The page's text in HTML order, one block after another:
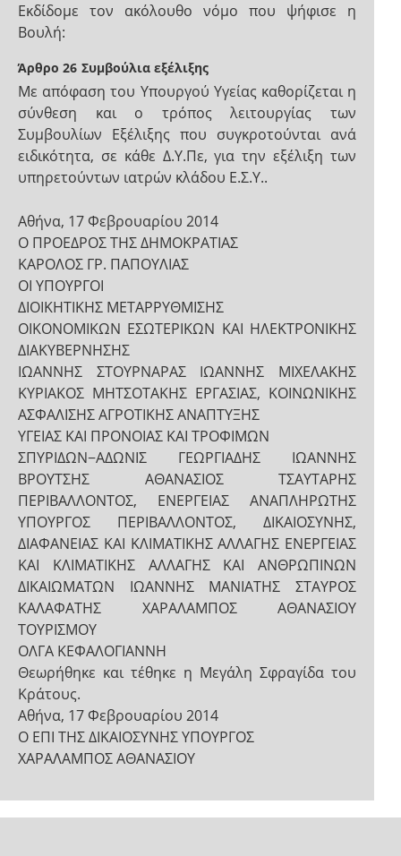
Εκδίδομε τον ακόλουθο νόμο που ψήφισε η
Βουλή:
Άρθρο 26 Συμβούλια εξέλιξης
Με απόφαση του Υπουργού Υγείας καθορίζεται η
σύνθεση και ο τρόπος λειτουργίας των
Συμβουλίων Εξέλιξης που συγκροτούνται ανά
ειδικότητα, σε κάθε Δ.Υ.Πε, για την εξέλιξη των
υπηρετούντων ιατρών κλάδου Ε.Σ.Υ..
Αθήνα, 17 Φεβρουαρίου 2014
Ο ΠΡΟΕΔΡΟΣ ΤΗΣ ΔΗΜΟΚΡΑΤΙΑΣ
ΚΑΡΟΛΟΣ ΓΡ. ΠΑΠΟΥΛΙΑΣ
ΟΙ ΥΠΟΥΡΓΟΙ
ΔΙΟΙΚΗΤΙΚΗΣ ΜΕΤΑΡΡΥΘΜΙΣΗΣ
ΟΙΚΟΝΟΜΙΚΩΝ ΕΣΩΤΕΡΙΚΩΝ ΚΑΙ ΗΛΕΚΤΡΟΝΙΚΗΣ
ΔΙΑΚΥΒΕΡΝΗΣΗΣ
ΙΩΑΝΝΗΣ ΣΤΟΥΡΝΑΡΑΣ ΙΩΑΝΝΗΣ ΜΙΧΕΛΑΚΗΣ
ΚΥΡΙΑΚΟΣ ΜΗΤΣΟΤΑΚΗΣ ΕΡΓΑΣΙΑΣ, ΚΟΙΝΩΝΙΚΗΣ
ΑΣΦΑΛΙΣΗΣ ΑΓΡΟΤΙΚΗΣ ΑΝΑΠΤΥΞΗΣ
ΥΓΕΙΑΣ ΚΑΙ ΠΡΟΝΟΙΑΣ ΚΑΙ ΤΡΟΦΙΜΩΝ
ΣΠΥΡΙΔΩΝ−ΑΔΩΝΙΣ ΓΕΩΡΓΙΑΔΗΣ ΙΩΑΝΝΗΣ
ΒΡΟΥΤΣΗΣ ΑΘΑΝΑΣΙΟΣ ΤΣΑΥΤΑΡΗΣ
ΠΕΡΙΒΑΛΛΟΝΤΟΣ, ΕΝΕΡΓΕΙΑΣ ΑΝΑΠΛΗΡΩΤΗΣ
ΥΠΟΥΡΓΟΣ ΠΕΡΙΒΑΛΛΟΝΤΟΣ, ΔΙΚΑΙΟΣΥΝΗΣ,
ΔΙΑΦΑΝΕΙΑΣ ΚΑΙ ΚΛΙΜΑΤΙΚΗΣ ΑΛΛΑΓΗΣ ΕΝΕΡΓΕΙΑΣ
ΚΑΙ ΚΛΙΜΑΤΙΚΗΣ ΑΛΛΑΓΗΣ ΚΑΙ ΑΝΘΡΩΠΙΝΩΝ
ΔΙΚΑΙΩΜΑΤΩΝ ΙΩΑΝΝΗΣ ΜΑΝΙΑΤΗΣ ΣΤΑΥΡΟΣ
ΚΑΛΑΦΑΤΗΣ ΧΑΡΑΛΑΜΠΟΣ ΑΘΑΝΑΣΙΟΥ
ΤΟΥΡΙΣΜΟΥ
ΟΛΓΑ ΚΕΦΑΛΟΓΙΑΝΝΗ
Θεωρήθηκε και τέθηκε η Μεγάλη Σφραγίδα του
Κράτους.
Αθήνα, 17 Φεβρουαρίου 2014
Ο ΕΠΙ ΤΗΣ ΔΙΚΑΙΟΣΥΝΗΣ ΥΠΟΥΡΓΟΣ
ΧΑΡΑΛΑΜΠΟΣ ΑΘΑΝΑΣΙΟΥ